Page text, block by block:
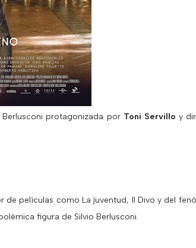
protagonizada porToni Servillo y
películas como La juventud, Il Divo y del
figura de Silvio Berlusconi.